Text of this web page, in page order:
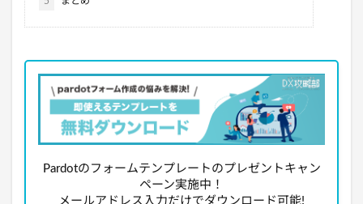
Pardotのフォームテンプレートのプレゼントキャン
ペーン実施中！
メールアドレス入力だけでダウンロード可能!